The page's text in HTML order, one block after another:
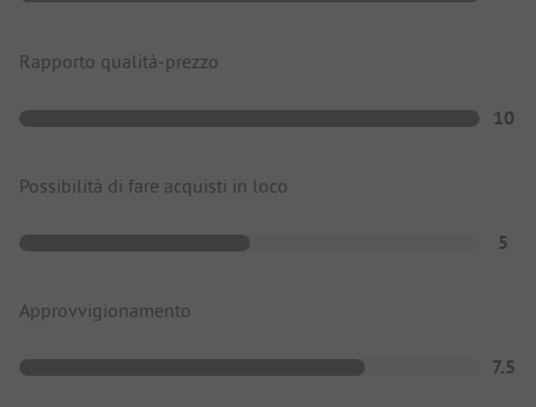
Rapporto qualità-prezzo
10
Possibilità di fare acquisti in loco
5
Approvvigionamento
7.5